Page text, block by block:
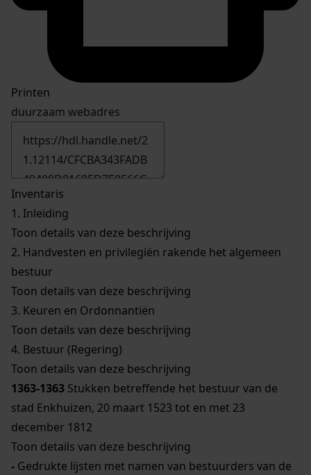
Printen
duurzaam webadres
Inventaris
1. Inleiding
Toon details van deze beschrijving
2. Handvesten en privilegiën rakende het algemeen
bestuur
Toon details van deze beschrijving
3. Keuren en Ordonnantiën
Toon details van deze beschrijving
4. Bestuur (Regering)
Toon details van deze beschrijving
1363-1363 Stukken betreffende het bestuur van de
stad Enkhuizen, 20 maart 1523 tot en met 23
december 1812
Toon details van deze beschrijving
- Gedrukte lijsten met namen van bestuurders van de